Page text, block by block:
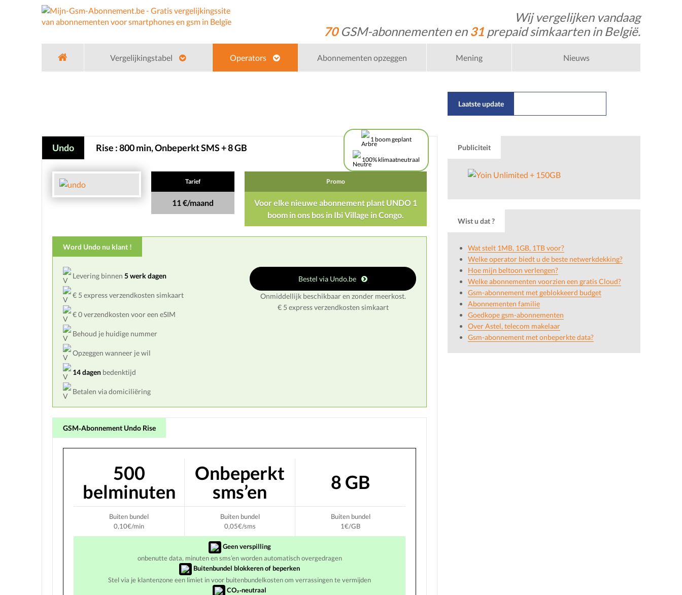
Wij vergelijken vandaag
70GSM-abonnementen en 31 prepaid simkaarten in België.
Vergelijkingstabel Operators Abonnementen opzeggen Mening Nieuws
Laatste update
Undo Rise : 800 min, Onbeperkt SMS + 8 GB
1 boom geplant
100% klimaatneutraal
Tarief
11 €/maand
Promo
Voor elke nieuwe abonnement plant UNDO 1
boom in ons bos in Ibi Village in Congo.
Word Undo nu klant !
Levering binnen 5 werk dagen
€ 5 express verzendkosten simkaart
€ 0 verzendkosten voor een eSIM
Behoud je huidige nummer
Opzeggen wanneer je wil
14 dagen bedenktijd
Betalen via domiciliëring
Bestel via Undo.be
Onmiddellijk beschikbaar en zonder meerkost.
€ 5 express verzendkosten simkaart
GSM‑Abonnement Undo Rise
500
belminuten
Onbeperkt
sms’en
8 GB
Buiten bundel
0,10€/min
Buiten bundel
0,05€/sms
Buiten bundel
1€/GB
Geen verspilling
onbenutte data, minuten en sms’en worden automatisch overgedragen
Buitenbundel blokkeren of beperken
Stel via je klantenzone een limiet in voor buitenbundelkosten om verrassingen te vermijden
CO₂‑neutraal
Publiciteit
Wist u dat ?
Wat stelt 1MB, 1GB, 1TB voor?
Welke operator biedt u de beste netwerkdekking?
Hoe mijn beltoon verlengen?
Welke abonnementen voorzien een gratis Cloud?
Gsm-abonnement met geblokkeerd budget
Abonnementen familie
Goedkope gsm-abonnementen
Over Astel, telecom makelaar
Gsm-abonnement met onbeperkte data?